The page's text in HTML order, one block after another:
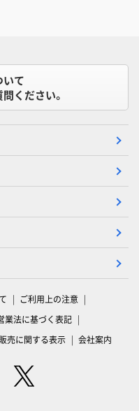
いて
ください。
ご利用上の注意
業法に基づく表記
売に関する表示 会社案内